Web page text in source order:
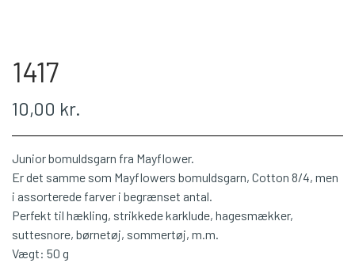
EINBAND
BOMULD 8/4
1417
10,00 kr.
Junior bomuldsgarn fra Mayflower.
Er det samme som Mayflowers bomuldsgarn, Cotton 8/4, men
i assorterede farver i begrænset antal.
Perfekt til hækling, strikkede karklude, hagesmækker,
suttesnore, børnetøj, sommertøj, m.m.
Vægt: 50 g